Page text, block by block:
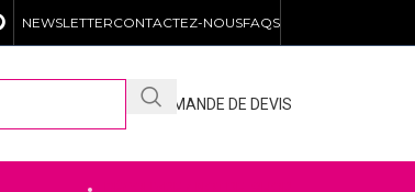
NEWSLETTERCONTACTEZ-NOUSFAQS
DEMANDE DE DEVIS